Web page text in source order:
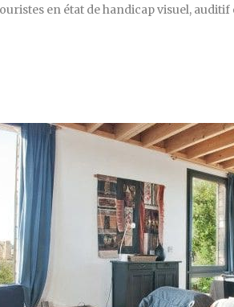
en état de handicap visuel, auditif